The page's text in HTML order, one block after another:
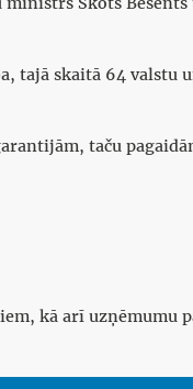
tajā skaitā 64 valstu
taču
kā arī uzņēmumu